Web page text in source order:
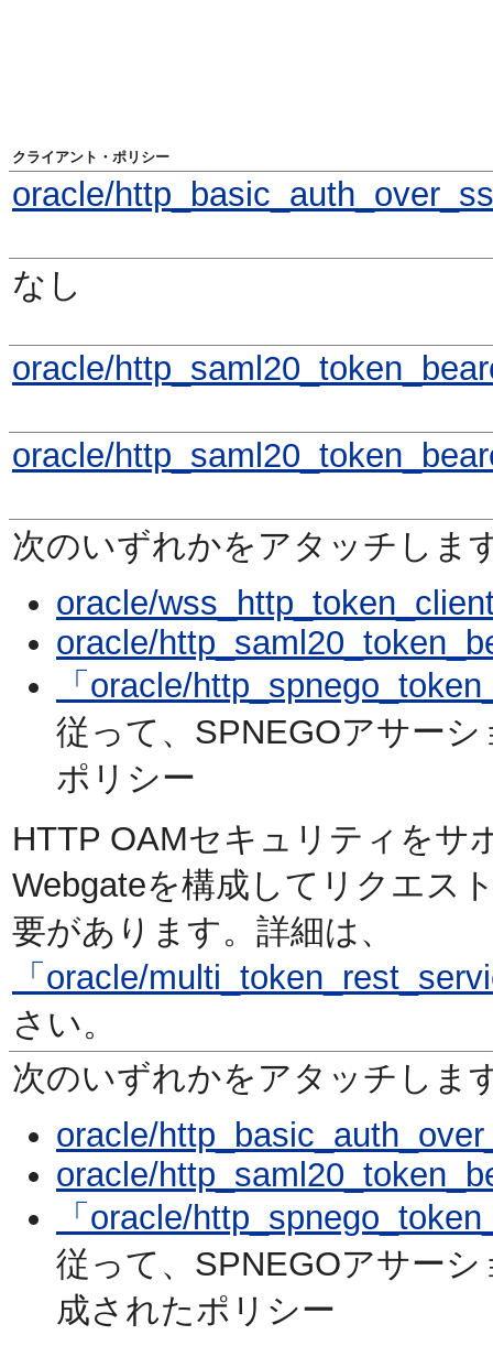
クライアント・ポリシー
oracle/
なし
oracle/
oracle/
次のいずれかをアタッチしま
oracle/
oracle/
「oracle/
従って、SPNEGOアサー
ポリシー
HTTP OAMセキュリティをサ
Webgateを構成してリクエス
要があります。詳細は、
「oracle/
さい。
次のいずれかをアタッチしま
oracle/
oracle/
「oracle/
従って、SPNEGOアサー
成されたポリシー